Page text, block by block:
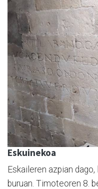
Eskuinekoa
Eskaileren azpian
buruan. Timoteoren 8.